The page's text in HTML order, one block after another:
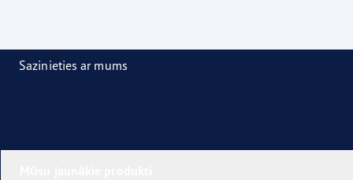
Sazinieties ar mums